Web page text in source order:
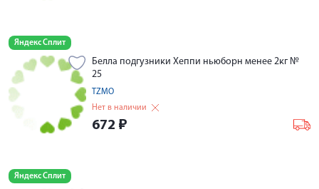
Яндекс Сплит
Белла подгузники Хеппи ньюборн менее 2кг №
25
TZMO
Нет в наличии
672 ₽
Яндекс Сплит